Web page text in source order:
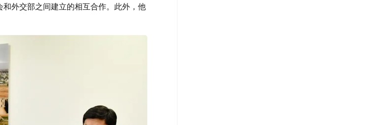
外交部之间建立的相互合作。此外，他